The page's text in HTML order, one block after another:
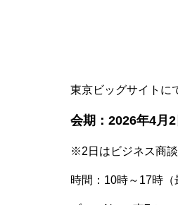
東京ビッグサイトに
会期：2026年4月2
※2日はビジネス商談
時間：10時～17時（